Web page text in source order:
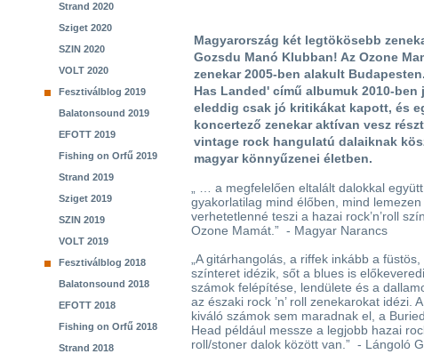
Strand 2020
Sziget 2020
SZIN 2020
VOLT 2020
Fesztiválblog 2019
Balatonsound 2019
EFOTT 2019
Fishing on Orfű 2019
Strand 2019
Sziget 2019
SZIN 2019
VOLT 2019
Fesztiválblog 2018
Balatonsound 2018
EFOTT 2018
Fishing on Orfű 2018
Strand 2018
Magyarország két legtökösebb
Gozsdu Manó Klubban! Az Ozone
zenekar 2005-ben alakult
Has Landed' című albumuk 2010-
eleddig csak jó kritikákat kapott, és
koncertező zenekar aktívan vesz
vintage rock hangulatú dalaiknak
magyar könnyűzenei életben.
„ … a megfelelően eltalált dalokkal együtt
gyakorlatilag mind élőben, mind lemezen
verhetetlenné teszi a hazai rock’n’roll
Ozone Mamát.” - Magyar Narancs
„A gitárhangolás, a riffek inkább a füstös,
színteret idézik, sőt a blues is
számok felépítése, lendülete és a
az északi rock ’n’ roll zenekarokat idézi.
kiváló számok sem maradnak el, a
Head például messze a legjobb hazai rock
roll/stoner dalok között van.” - Lángoló